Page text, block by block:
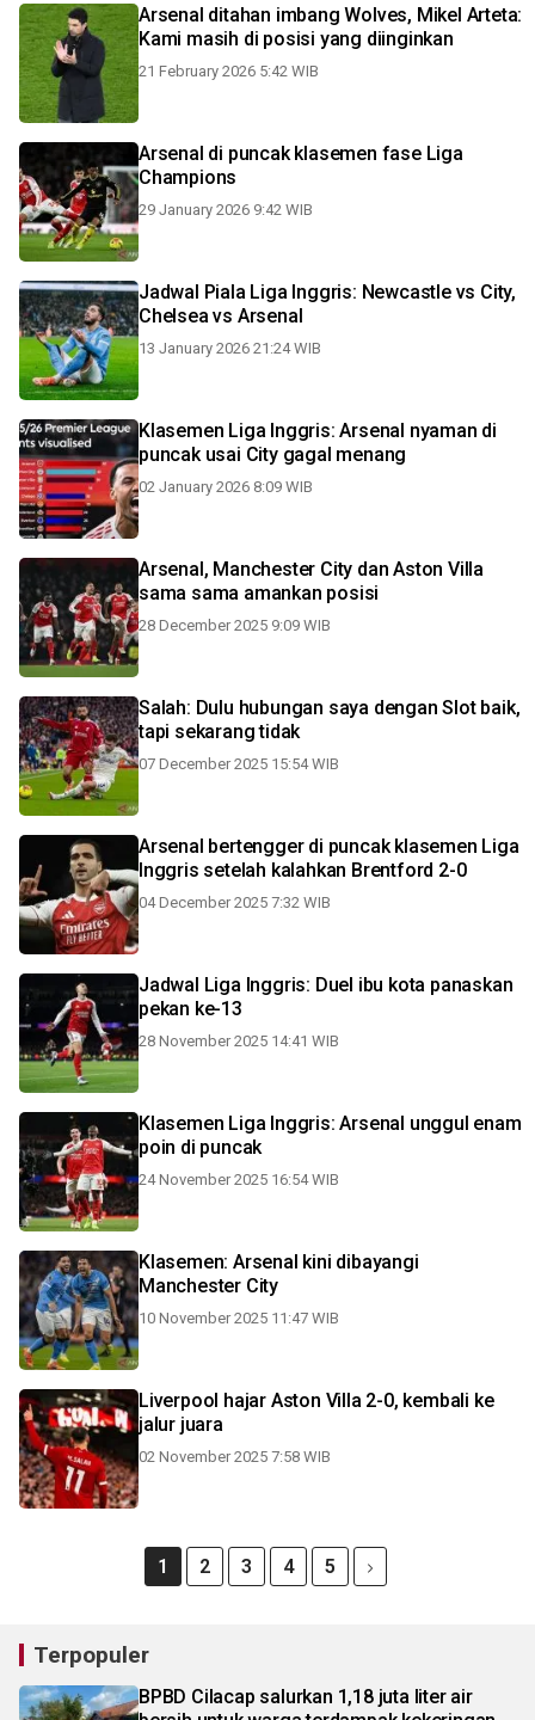
Arsenal ditahan imbang Wolves, Mikel Arteta:
Kami masih di posisi yang diinginkan
21 February 2026 5:42 WIB
Arsenal di puncak klasemen fase Liga
Champions
29 January 2026 9:42 WIB
Jadwal Piala Liga Inggris: Newcastle vs City,
Chelsea vs Arsenal
13 January 2026 21:24 WIB
Klasemen Liga Inggris: Arsenal nyaman di
puncak usai City gagal menang
02 January 2026 8:09 WIB
Arsenal, Manchester City dan Aston Villa
sama sama amankan posisi
28 December 2025 9:09 WIB
Salah: Dulu hubungan saya dengan Slot baik,
tapi sekarang tidak
07 December 2025 15:54 WIB
Arsenal bertengger di puncak klasemen Liga
Inggris setelah kalahkan Brentford 2-0
04 December 2025 7:32 WIB
Jadwal Liga Inggris: Duel ibu kota panaskan
pekan ke-13
28 November 2025 14:41 WIB
Klasemen Liga Inggris: Arsenal unggul enam
poin di puncak
24 November 2025 16:54 WIB
Klasemen: Arsenal kini dibayangi
Manchester City
10 November 2025 11:47 WIB
Liverpool hajar Aston Villa 2-0, kembali ke
jalur juara
02 November 2025 7:58 WIB
1 2 3 4 5
Terpopuler
BPBD Cilacap salurkan 1,18 juta liter air